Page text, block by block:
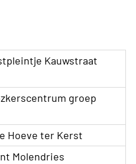
Kauwstraat
groep
Hoeve ter Kerst
Molendries